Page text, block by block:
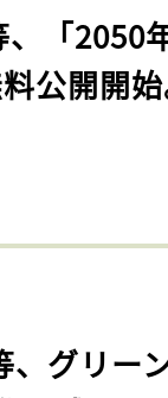
、「2050
公開開
、グリー